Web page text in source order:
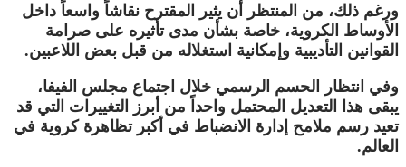
ورغم ذلك، من المنتظر أن يثير المقترح نقاشاً واسعاً داخل
الأوساط الكروية، خاصة بشأن مدى تأثيره على صرامة
القوانين التأديبية وإمكانية استغلاله من قبل بعض اللاعبين.
وفي انتظار الحسم الرسمي خلال اجتماع مجلس الفيفا،
يبقى هذا التعديل المحتمل واحداً من أبرز التغييرات التي قد
تعيد رسم ملامح إدارة الانضباط في أكبر تظاهرة كروية في
العالم.